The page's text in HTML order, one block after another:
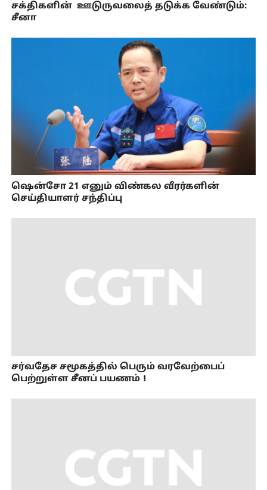
சக்திகளின் ஊடுருவலைத் தடுக்க வேண்டும்:
சீனா
ஷென்சோ 21 எனும் விண்கல வீரர்களின்
செய்தியாளர் சந்திப்பு
சர்வதேச சமூகத்தில் பெரும் வரவேற்பைப்
பெற்றுள்ள சீனப் பயணம்！